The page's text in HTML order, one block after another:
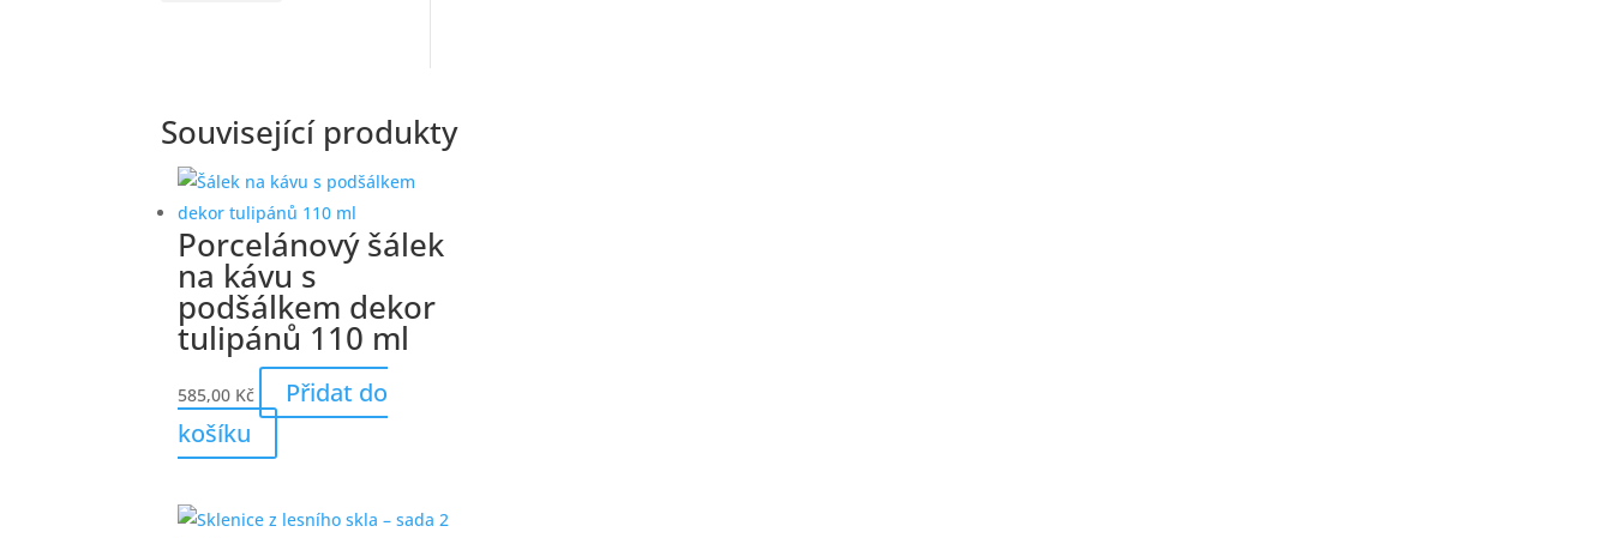
Související produkty
Porcelánový šálek
na kávu s
podšálkem dekor
tulipánů 110 ml
585,00 Kč
Přidat do
košíku